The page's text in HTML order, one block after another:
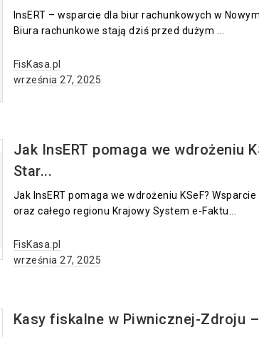
InsERT – wsparcie dla biur rachunkowych w
Biura rachunkowe stają dziś przed dużym ...
FisKasa.pl
września 27, 2025
Jak InsERT pomaga we wdrożeniu
Star...
Jak InsERT pomaga we wdrożeniu KSeF?
oraz całego regionu Krajowy System e-Faktu...
FisKasa.pl
września 27, 2025
Kasy fiskalne w Piwnicznej-Zdroju